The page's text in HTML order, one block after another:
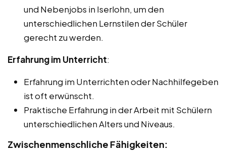
und Nebenjobs in Iserlohn, um den
unterschiedlichen Lernstilen der Schüler
gerecht zu werden.
Erfahrung im Unterricht:
Erfahrung im Unterrichten oder Nachhilfegeben
ist oft erwünscht.
Praktische Erfahrung in der Arbeit mit Schülern
unterschiedlichen Alters und Niveaus.
Zwischenmenschliche Fähigkeiten: